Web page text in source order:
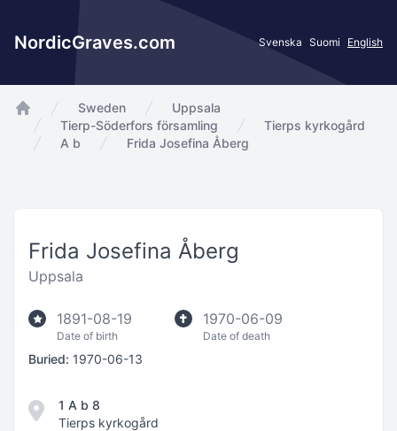
NordicGraves.com Svenska Suomi English
app.Start
Sweden
Uppsala
Tierp-Söderfors församling
Tierps kyrkogård
A b
Frida Josefina Åberg
Frida Josefina Åberg
Uppsala
1891-08-19
Date of birth
1970-06-09
Date of death
Buried: 1970-06-13
1 A b 8
Tierps kyrkogård